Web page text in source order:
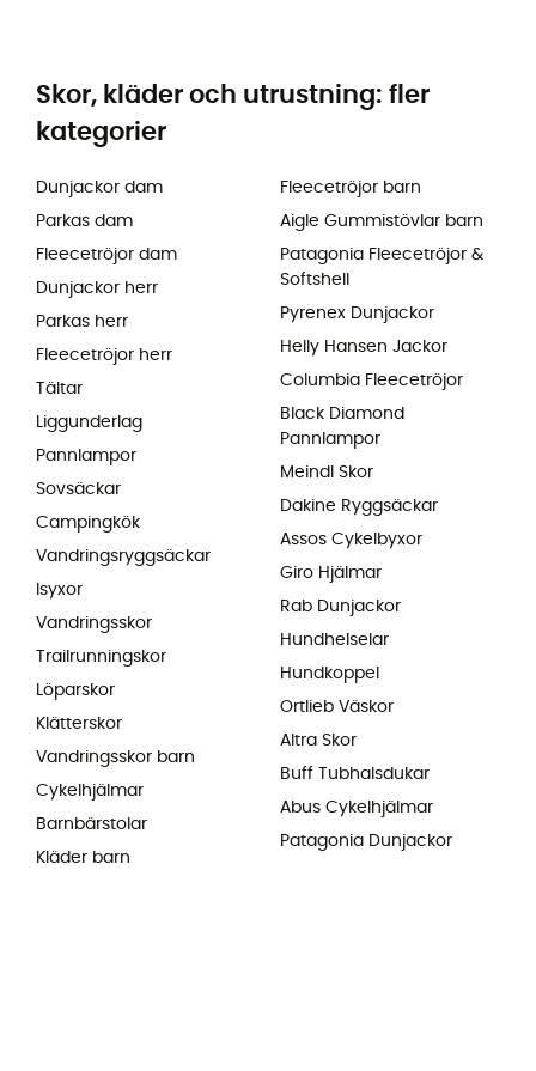
Skor, kläder och utrustning: fler
kategorier
Dunjackor dam
Parkas dam
Fleecetröjor dam
Dunjackor herr
Parkas herr
Fleecetröjor herr
Tältar
Liggunderlag
Pannlampor
Sovsäckar
Campingkök
Vandringsryggsäckar
Isyxor
Vandringsskor
Trailrunningskor
Löparskor
Klätterskor
Vandringsskor barn
Cykelhjälmar
Barnbärstolar
Kläder barn
Fleecetröjor barn
Aigle Gummistövlar barn
Patagonia Fleecetröjor &
Softshell
Pyrenex Dunjackor
Helly Hansen Jackor
Columbia Fleecetröjor
Black Diamond
Pannlampor
Meindl Skor
Dakine Ryggsäckar
Assos Cykelbyxor
Giro Hjälmar
Rab Dunjackor
Hundhelselar
Hundkoppel
Ortlieb Väskor
Altra Skor
Buff Tubhalsdukar
Abus Cykelhjälmar
Patagonia Dunjackor